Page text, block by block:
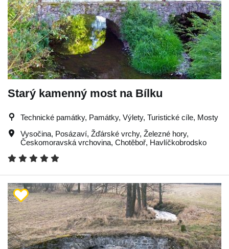
Starý kamenný most na Bílku
Technické památky, Památky, Výlety, Turistické cíle, Mosty
Vysočina, Posázaví, Žďárské vrchy, Železné hory,
Českomoravská vrchovina, Chotěboř, Havlíčkobrodsko